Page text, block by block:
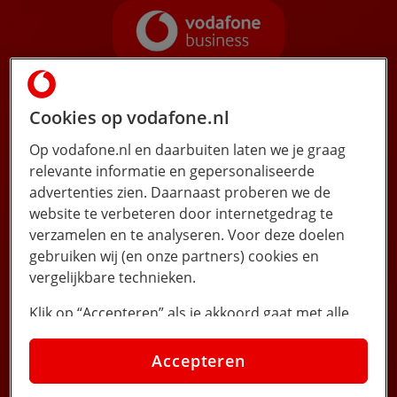
Yes, u speelt mee!
Cookies op vodafone.nl
Op vodafone.nl en daarbuiten laten we je graag
relevante informatie en gepersonaliseerde
advertenties zien. Daarnaast proberen we de
website te verbeteren door internetgedrag te
verzamelen en te analyseren. Voor deze doelen
gebruiken wij (en onze partners) cookies en
vergelijkbare technieken.
Klik op “Accepteren” als je akkoord gaat met alle
cookies. Kies je voor “Nee, liever niet”, dan
plaatsen we alleen strikt noodzakelijke cookies om
de website goed te laten werken. Dat betekent dat
Accepteren